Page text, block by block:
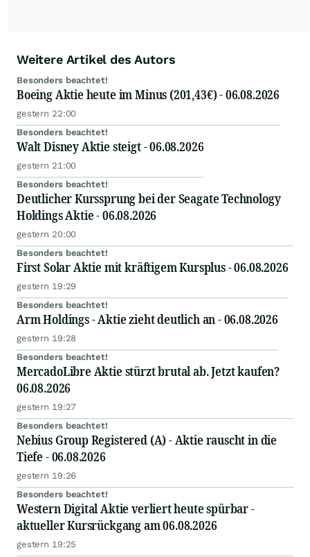
Weitere Artikel des Autors
Besonders beachtet!
Boeing Aktie heute im Minus (201,43€) - 06.08.2026
gestern 22:00
Besonders beachtet!
Walt Disney Aktie steigt - 06.08.2026
gestern 21:00
Besonders beachtet!
Deutlicher Kurssprung bei der Seagate Technology
Holdings Aktie - 06.08.2026
gestern 20:00
Besonders beachtet!
First Solar Aktie mit kräftigem Kursplus - 06.08.2026
gestern 19:29
Besonders beachtet!
Arm Holdings - Aktie zieht deutlich an - 06.08.2026
gestern 19:28
Besonders beachtet!
MercadoLibre Aktie stürzt brutal ab. Jetzt kaufen?
06.08.2026
gestern 19:27
Besonders beachtet!
Nebius Group Registered (A) - Aktie rauscht in die
Tiefe - 06.08.2026
gestern 19:26
Besonders beachtet!
Western Digital Aktie verliert heute spürbar -
aktueller Kursrückgang am 06.08.2026
gestern 19:25